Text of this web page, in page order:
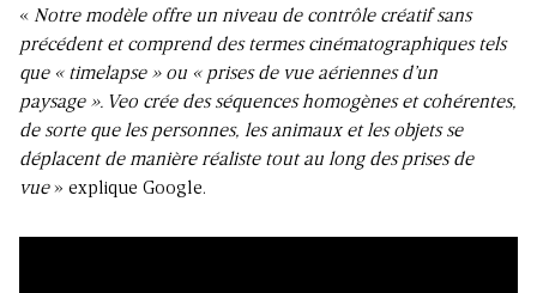
« Notre modèle offre un niveau de contrôle créatif sans
précédent et comprend des termes cinématographiques tels
que « timelapse » ou « prises de vue aériennes d’un
paysage ». Veo crée des séquences homogènes et cohérentes,
de sorte que les personnes, les animaux et les objets se
déplacent de manière réaliste tout au long des prises de
vue» explique Google.